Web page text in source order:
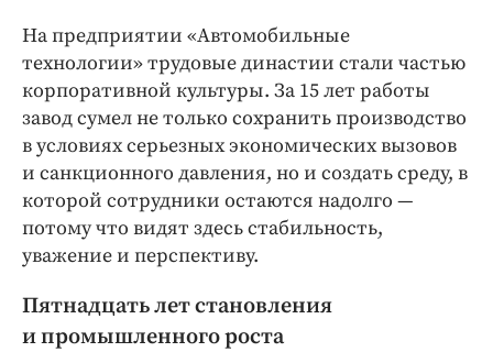
Работодатель года
На предприятии «Автомобильные
технологии» трудовые династии стали частью
корпоративной культуры. За 15 лет работы
завод сумел не только сохранить производство
в условиях серьезных экономических вызовов
и санкционного давления, но и создать среду, в
которой сотрудники остаются надолго —
потому что видят здесь стабильность,
уважение и перспективу.
Пятнадцать лет становления
и промышленного роста